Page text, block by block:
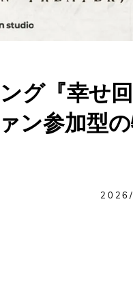
グ『幸せ回
ン参加型